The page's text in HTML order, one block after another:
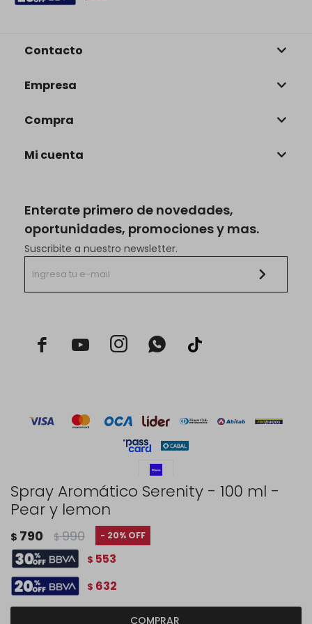
Spray Aromático Serenity - 100 ml -
Pear y lemon
$ 790 $ 990 20
$ 553
$ 632
COMPRAR
Enterate primero de novedades,
oportunidades, promociones y mas.
Suscribite a nuestro newsletter.
  
Contacto
Empresa
Compra
Mi cuenta
© Copyright 2026 / Rustico Hogar